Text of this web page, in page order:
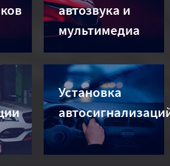
автозвука и
мультимедиа
Установка